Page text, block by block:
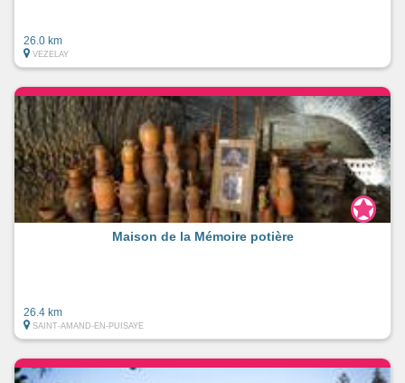
26.0 km
VEZELAY
Maison de la Mémoire potière
26.4 km
SAINT-AMAND-EN-PUISAYE